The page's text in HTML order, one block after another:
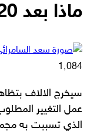
ماذا بعد 25/10/2020
1٬084
سيخرج الالاف
الذي تسببت به